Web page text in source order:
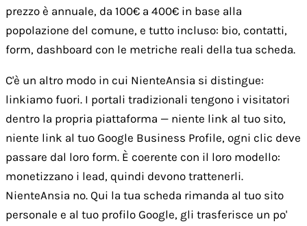
prezzo è annuale, da 100€ a 400€ in base alla
popolazione del comune, e tutto incluso: bio, contatti,
form, dashboard con le metriche reali della tua scheda.
C'è un altro modo in cui NienteAnsia si distingue:
linkiamo fuori. I portali tradizionali tengono i visitatori
dentro la propria piattaforma — niente link al tuo sito,
niente link al tuo Google Business Profile, ogni clic deve
passare dal loro form. È coerente con il loro modello:
monetizzano i lead, quindi devono trattenerli.
NienteAnsia no. Qui la tua scheda rimanda al tuo sito
personale e al tuo profilo Google, gli trasferisce un po'